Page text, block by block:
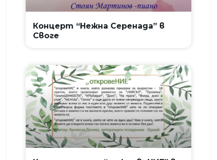
Концерт “Нежна Серенада” в
Своге